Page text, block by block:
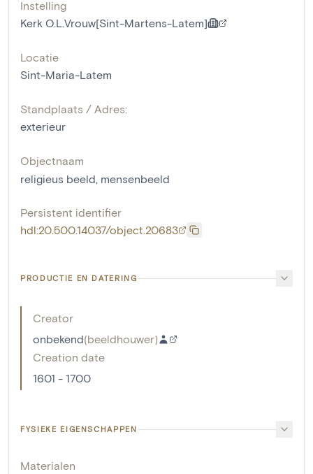
Instelling
Kerk O.L.Vrouw[Sint-Martens-Latem]
Locatie
Sint-Maria-Latem
Standplaats / Adres:
exterieur
Objectnaam
religieus beeld, mensenbeeld
Persistent identifier
hdl:20.500.14037/object.20683
PRODUCTIE EN DATERING
Creator
onbekend(beeldhouwer)
Creation date
1601 - 1700
FYSIEKE EIGENSCHAPPEN
Materialen